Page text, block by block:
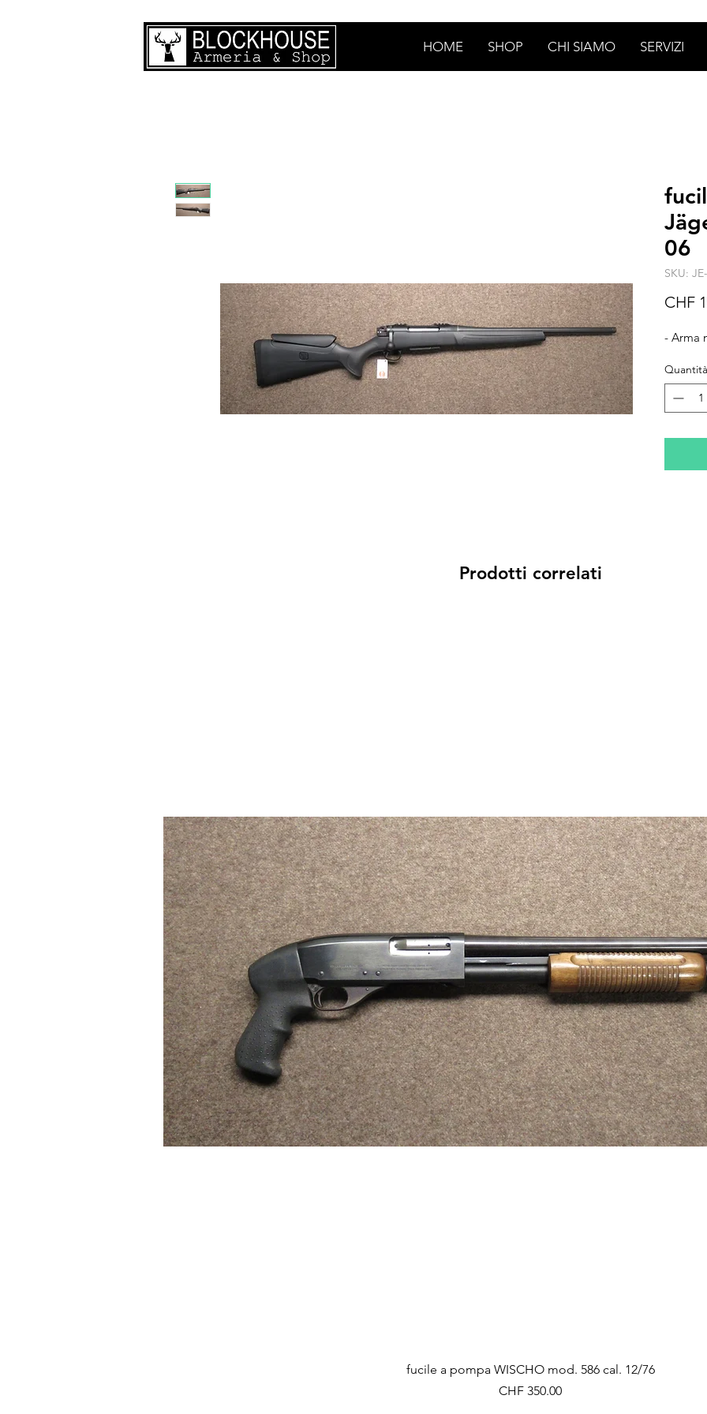
HOME SHOP CHI SIAMO SERVIZI
06
SKU:
CHF
- Arma
Quantità
Prodotti correlati
Vista rapida
fucile a pompa WISCHO mod. 586 cal. 12/76
Prezzo
CHF 350.00